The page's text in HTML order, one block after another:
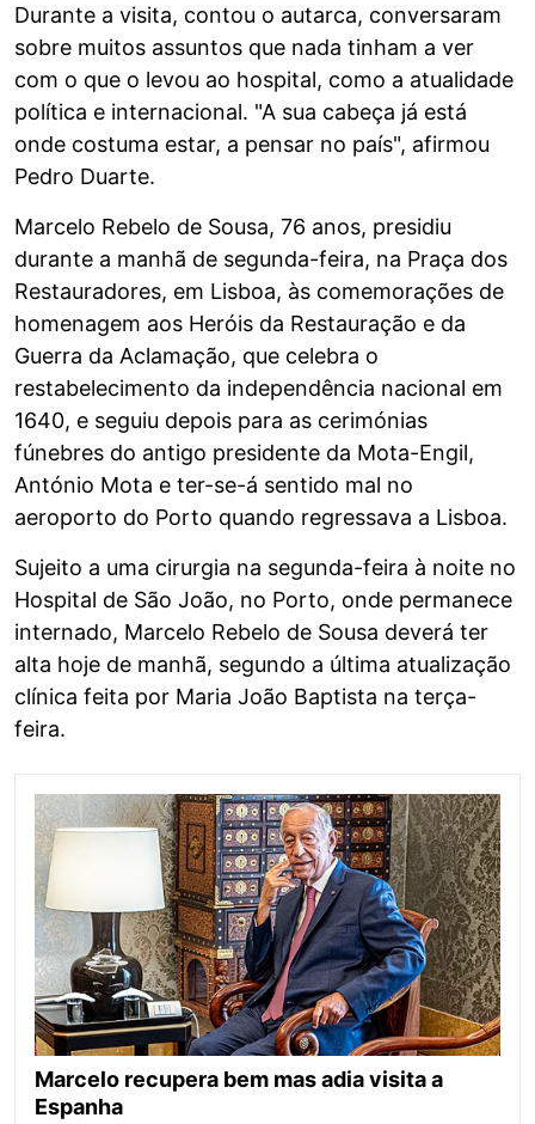
Durante a visita, contou o autarca, conversaram
sobre muitos assuntos que nada tinham a ver
com o que o levou ao hospital, como a atualidade
política e internacional. "A sua cabeça já está
onde costuma estar, a pensar no país", afirmou
Pedro Duarte.
Marcelo Rebelo de Sousa, 76 anos, presidiu
durante a manhã de segunda-feira, na Praça dos
Restauradores, em Lisboa, às comemorações de
homenagem aos Heróis da Restauração e da
Guerra da Aclamação, que celebra o
restabelecimento da independência nacional em
1640, e seguiu depois para as cerimónias
fúnebres do antigo presidente da Mota-Engil,
António Mota e ter-se-á sentido mal no
aeroporto do Porto quando regressava a Lisboa.
Sujeito a uma cirurgia na segunda-feira à noite no
Hospital de São João, no Porto, onde permanece
internado, Marcelo Rebelo de Sousa deverá ter
alta hoje de manhã, segundo a última atualização
clínica feita por Maria João Baptista na terça-
feira.
Marcelo recupera bem mas adia visita a
Espanha